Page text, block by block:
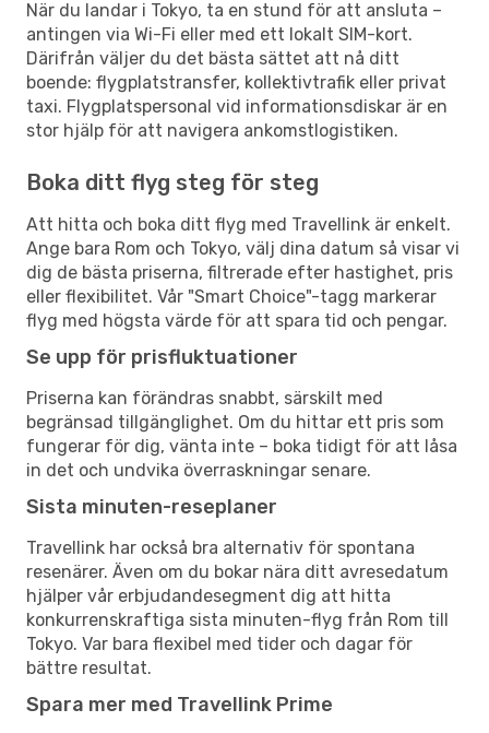
När du landar i Tokyo, ta en stund för att ansluta –
antingen via Wi-Fi eller med ett lokalt SIM-kort.
Därifrån väljer du det bästa sättet att nå ditt
boende: flygplatstransfer, kollektivtrafik eller privat
taxi. Flygplatspersonal vid informationsdiskar är en
stor hjälp för att navigera ankomstlogistiken.
Boka ditt flyg steg för steg
Att hitta och boka ditt flyg med Travellink är enkelt.
Ange bara Rom och Tokyo, välj dina datum så visar vi
dig de bästa priserna, filtrerade efter hastighet, pris
eller flexibilitet. Vår "Smart Choice"-tagg markerar
flyg med högsta värde för att spara tid och pengar.
Se upp för prisfluktuationer
Priserna kan förändras snabbt, särskilt med
begränsad tillgänglighet. Om du hittar ett pris som
fungerar för dig, vänta inte – boka tidigt för att låsa
in det och undvika överraskningar senare.
Sista minuten-reseplaner
Travellink har också bra alternativ för spontana
resenärer. Även om du bokar nära ditt avresedatum
hjälper vår erbjudandesegment dig att hitta
konkurrenskraftiga sista minuten-flyg från Rom till
Tokyo. Var bara flexibel med tider och dagar för
bättre resultat.
Spara mer med Travellink Prime